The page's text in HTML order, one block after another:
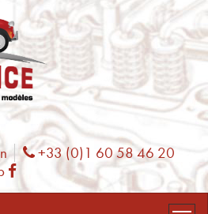
Phone
+33 (0)1 60 58 46 20
Facebook